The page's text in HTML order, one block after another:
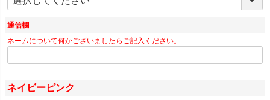
通信欄
ネームについて何かございましたらご記入ください。
ネイビーピンク